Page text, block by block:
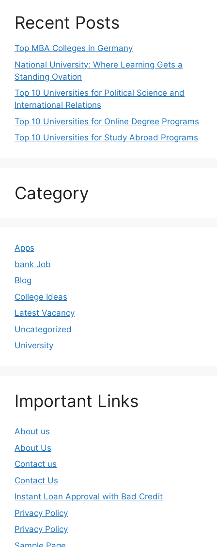
Recent Posts
Top MBA Colleges in Germany
National University: Where Learning Gets a
Standing Ovation
Top 10 Universities for Political Science and
International Relations
Top 10 Universities for Online Degree Programs
Top 10 Universities for Study Abroad Programs
Category
Apps
bank Job
Blog
College Ideas
Latest Vacancy
Uncategorized
University
Important Links
About us
About Us
Contact us
Contact Us
Instant Loan Approval with Bad Credit
Privacy Policy
Privacy Policy